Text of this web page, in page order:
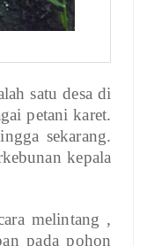
satu desa di
petani karet.
sekarang.
kepala
melintang ,
pada pohon